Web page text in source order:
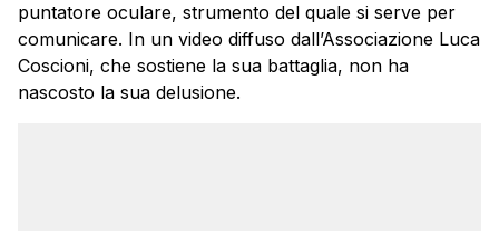
puntatore oculare, strumento del quale si serve per
comunicare. In un video diffuso dall’Associazione Luca
Coscioni, che sostiene la sua battaglia, non ha
nascosto la sua delusione.